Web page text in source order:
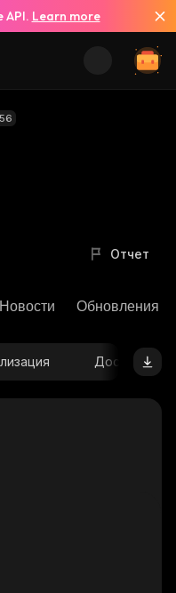
API. Learn more
Отчет
Новости Обновления
Доступное